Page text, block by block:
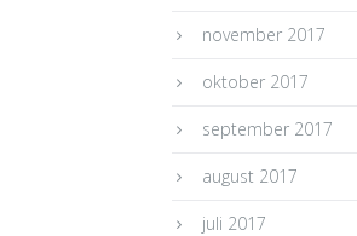
november 2017
oktober 2017
september 2017
august 2017
juli 2017